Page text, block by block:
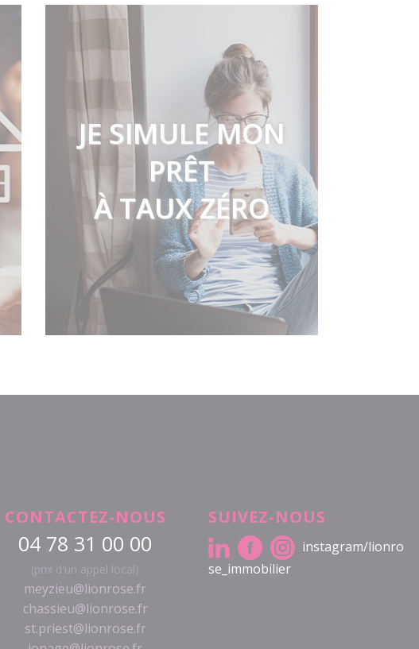
JE SIMULE MON
PRÊT
À TAUX ZÉRO
CONTACTEZ-NOUS
04 78 31 00 00
(prix d'un appel local)
meyzieu@lionrose.fr
chassieu@lionrose.fr
st.priest@lionrose.fr
SUIVEZ-NOUS
instagram/lionro
se_immobilier